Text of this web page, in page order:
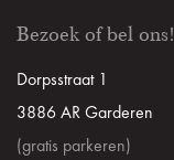
Bezoek of bel ons!
Dorpsstraat 1
3886 AR Garderen
(gratis parkeren)